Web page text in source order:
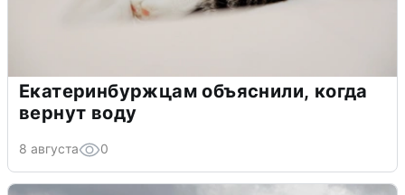
Екатеринбуржцам объяснили, когда
вернут воду
8 августа 0